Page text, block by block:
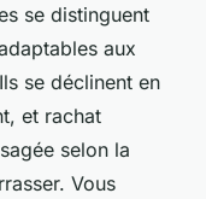
se distinguent
aux
se déclinent en
et rachat
selon la
Vous